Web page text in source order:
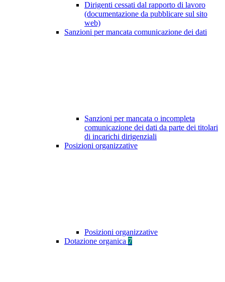
Dirigenti cessati dal rapporto di lavoro
(documentazione da pubblicare sul sito
web)
Sanzioni per mancata comunicazione dei dati
Sanzioni per mancata o incompleta
comunicazione dei dati da parte dei titolari
di incarichi dirigenziali
Posizioni organizzative
Posizioni organizzative
Dotazione organica 7